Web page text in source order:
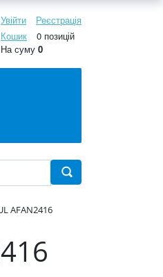
Увійти
Реєстрація
Кошик
0 позицій
На суму 0
AFAN2416